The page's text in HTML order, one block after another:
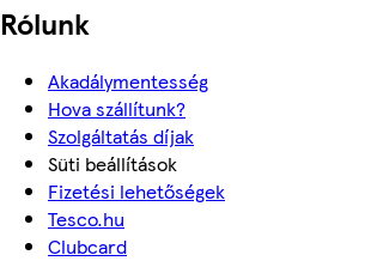
Rólunk
Akadálymentesség
Hova szállítunk?
Szolgáltatás díjak
Süti beállítások
Fizetési lehetőségek
Tesco.hu
Clubcard